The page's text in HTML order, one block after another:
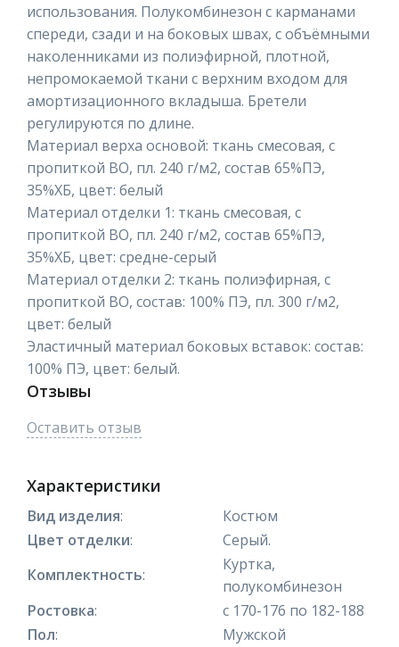
использования. Полукомбинезон с карманами
спереди, сзади и на боковых швах, с объёмными
наколенниками из полиэфирной, плотной,
непромокаемой ткани с верхним входом для
амортизационного вкладыша. Бретели
регулируются по длине.
Материал верха основой: ткань смесовая, с
пропиткой ВО, пл. 240 г/м2, состав 65%ПЭ,
35%ХБ, цвет: белый
Материал отделки 1: ткань смесовая, с
пропиткой ВО, пл. 240 г/м2, состав 65%ПЭ,
35%ХБ, цвет: средне-серый
Материал отделки 2: ткань полиэфирная, с
пропиткой ВО, состав: 100% ПЭ, пл. 300 г/м2,
цвет: белый
Эластичный материал боковых вставок: состав:
100% ПЭ, цвет: белый.
Отзывы
Оставить отзыв
Характеристики
Вид изделия:
Костюм
Цвет отделки:
Серый.
Комплектность:
Куртка,
полукомбинезон
Ростовка:
с 170-176 по 182-188
Пол:
Мужской